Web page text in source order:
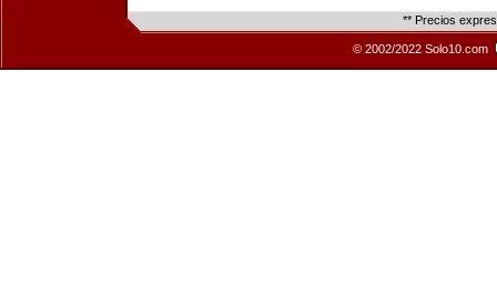
** Precios
© 2002/2022 Solo10.com